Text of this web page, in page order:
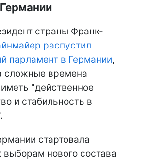
страны Франк-
распустил
парламент в Германии,
сложные времена
"действенное
и стабильность в
стартовала
выборам нового состава